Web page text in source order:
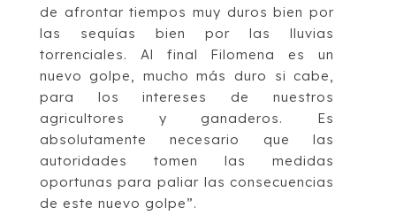
de afrontar tiempos muy duros bien por
las sequías bien por las lluvias
torrenciales. Al final Filomena es un
nuevo golpe, mucho más duro si cabe,
para los intereses de nuestros
agricultores y ganaderos. Es
absolutamente necesario que las
autoridades tomen las medidas
oportunas para paliar las consecuencias
de este nuevo golpe”.